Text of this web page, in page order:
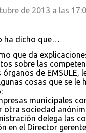
de 2013 a las
ha dicho que…
que da
sobre las
de EMSULE,
cosas que se le
municipales
otra sociedad
delega las
en el Director